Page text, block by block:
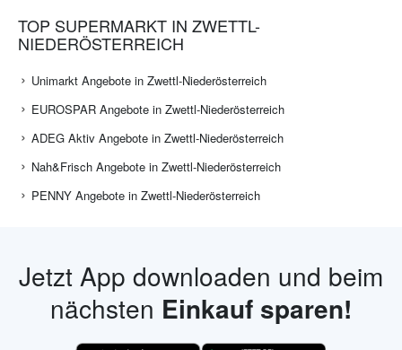
TOP SUPERMARKT IN ZWETTL-
NIEDERÖSTERREICH
Unimarkt Angebote in Zwettl-Niederösterreich
EUROSPAR Angebote in Zwettl-Niederösterreich
ADEG Aktiv Angebote in Zwettl-Niederösterreich
Nah&Frisch Angebote in Zwettl-Niederösterreich
PENNY Angebote in Zwettl-Niederösterreich
Jetzt App downloaden und beim
nächsten Einkauf sparen!